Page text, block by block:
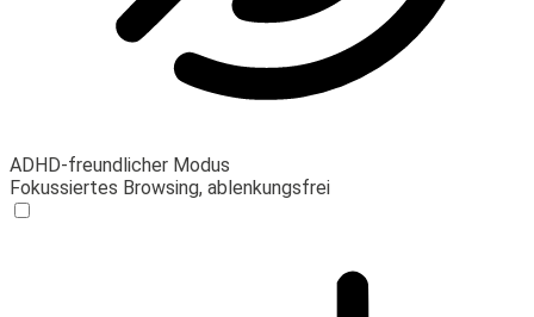
ADHD-freundlicher Modus
Fokussiertes Browsing, ablenkungsfrei